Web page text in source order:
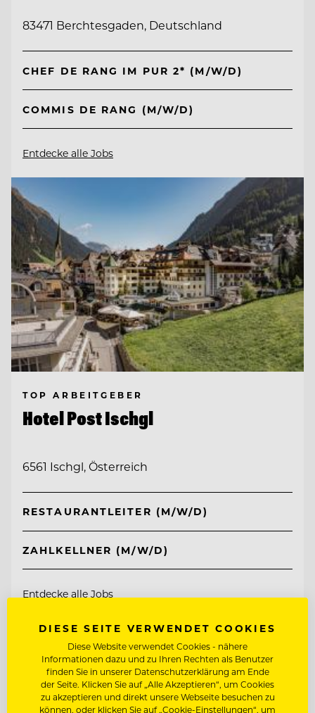
83471 Berchtesgaden, Deutschland
CHEF DE RANG IM PUR 2* (M/W/D)
COMMIS DE RANG (M/W/D)
Entdecke alle Jobs
TOP ARBEITGEBER
Hotel Post Ischgl
6561 Ischgl, Österreich
RESTAURANTLEITER (M/W/D)
ZAHLKELLNER (M/W/D)
Entdecke alle Jobs
DIESE SEITE VERWENDET COOKIES
Diese Website verwendet Cookies - nähere
Informationen dazu und zu Ihren Rechten als Benutzer
finden Sie in unserer Datenschutzerklärung am Ende
der Seite. Klicken Sie auf „Alle Akzeptieren“, um Cookies
zu akzeptieren und direkt unsere Webseite besuchen zu
können, oder klicken Sie auf „Cookie-Einstellungen“, um